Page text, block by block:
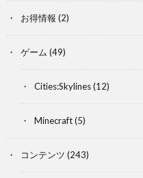
お得情報 (2)
ゲーム (49)
Cities:Skylines(12)
Minecraft(5)
コンテンツ (243)